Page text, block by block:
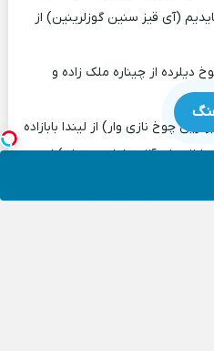
(آی قیز سنین گوزلرینین) از
دیلرده از چیناره ملک زاده و
چوخ نازی وار) از لیندا بابازاده
جان آلان یامان سوملی) از